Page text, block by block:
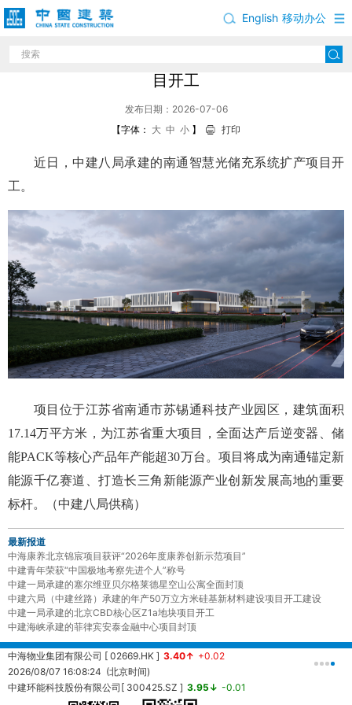
移动办公
English
中建八局承建的江苏南通智慧光储充系统扩产项
目开工
发布日期：2026-07-06
【字体： 大 中 小 】 打印
近日，中建八局承建的南通智慧光储充系统扩产项目开
工。
项目位于江苏省南通市苏锡通科技产业园区，建筑面积
17.14万平方米，为江苏省重大项目，全面达产后逆变器、储
能PACK等核心产品年产能超30万台。项目将成为南通锚定新
能源千亿赛道、打造长三角新能源产业创新发展高地的重要
标杆。（中建八局供稿）
最新报道
中海康养北京锦宸项目获评“2026年度康养创新示范项目”
中建青年荣获“中国极地考察先进个人”称号
中建一局承建的塞尔维亚贝尔格莱德星空山公寓全面封顶
中建六局（中建丝路）承建的年产50万立方米硅基新材料建设项目开工建设
中建一局承建的北京CBD核心区Z1a地块项目开工
中建海峡承建的菲律宾安泰金融中心项目封顶
中海物业集团有限公司 [ 02669.HK ] 3.40↑ +0.02
2026/08/07 16:08:24 (北京时间)
中建环能科技股份有限公司[ 300425.SZ ] 3.95↓ -0.01